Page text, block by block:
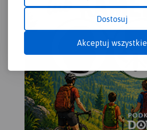
Dostosuj
Akceptuj wszystkie